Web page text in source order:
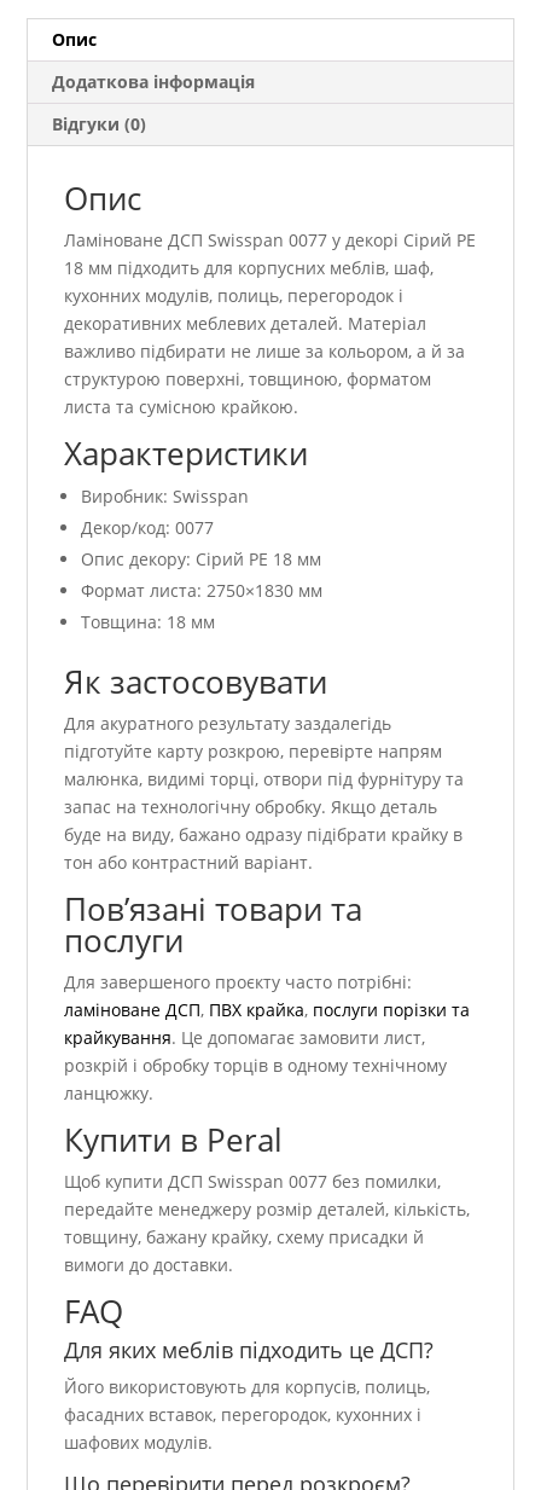
мм
кількість
Опис
Додаткова інформація
Відгуки (0)
Опис
Ламіноване ДСП Swisspan 0077 у декорі Сірий PE
18 мм підходить для корпусних меблів, шаф,
кухонних модулів, полиць, перегородок і
декоративних меблевих деталей. Матеріал
важливо підбирати не лише за кольором, а й за
структурою поверхні, товщиною, форматом
листа та сумісною крайкою.
Характеристики
Виробник: Swisspan
Декор/код: 0077
Опис декору: Сірий PE 18 мм
Формат листа: 2750×1830 мм
Товщина: 18 мм
Як застосовувати
Для акуратного результату заздалегідь
підготуйте карту розкрою, перевірте напрям
малюнка, видимі торці, отвори під фурнітуру та
запас на технологічну обробку. Якщо деталь
буде на виду, бажано одразу підібрати крайку в
тон або контрастний варіант.
Пов’язані товари та
послуги
Для завершеного проєкту часто потрібні:
ламіноване ДСП, ПВХ крайка, послуги порізки та
крайкування. Це допомагає замовити лист,
розкрій і обробку торців в одному технічному
ланцюжку.
Купити в Peral
Щоб купити ДСП Swisspan 0077 без помилки,
передайте менеджеру розмір деталей, кількість,
товщину, бажану крайку, схему присадки й
вимоги до доставки.
FAQ
Для яких меблів підходить це ДСП?
Його використовують для корпусів, полиць,
фасадних вставок, перегородок, кухонних і
шафових модулів.
Що перевірити перед розкроєм?